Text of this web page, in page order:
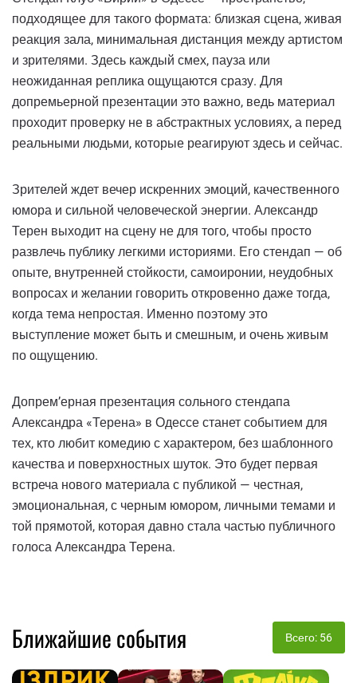
подходящее для такого формата: близкая сцена, живая
реакция зала, минимальная дистанция между артистом
и зрителями. Здесь каждый смех, пауза или
неожиданная реплика ощущаются сразу. Для
допремьерной презентации это важно, ведь материал
проходит проверку не в абстрактных условиях, а перед
реальными людьми, которые реагируют здесь и сейчас.
Зрителей ждет вечер искренних эмоций, качественного
юмора и сильной человеческой энергии. Александр
Терен выходит на сцену не для того, чтобы просто
развлечь публику легкими историями. Его стендап — об
опыте, внутренней стойкости, самоиронии, неудобных
вопросах и желании говорить откровенно даже тогда,
когда тема непростая. Именно поэтому это
выступление может быть и смешным, и очень живым
по ощущению.
Допрем’ерная презентация сольного стендапа
Александра «Терена» в Одессе станет событием для
тех, кто любит комедию с характером, без шаблонного
качества и поверхностных шуток. Это будет первая
встреча нового материала с публикой — честная,
эмоциональная, с черным юмором, личными темами и
той прямотой, которая давно стала частью публичного
голоса Александра Терена.
Ближайшие события Всего: 56